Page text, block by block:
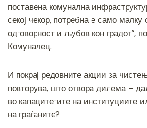
поставена комунална
секој чекор, потребна е само малку
одговорност и љубов кон градот“,
Комуналец.
И покрај редовните акции за
повторува, што отвора дилема –
во капацитетите на институциите
на граѓаните?